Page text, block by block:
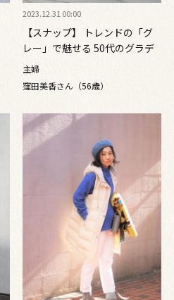
2023.12.31 00:00
【スナップ】 トレンドの「グ
レー」で魅せる 50代のグラデ
ーションコーデ
主婦
窪田美香さん（56歳）